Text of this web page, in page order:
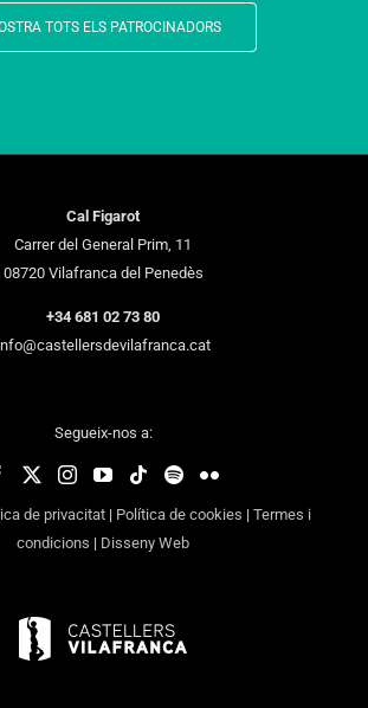
TOTS ELS PATROCINADORS
Cal Figarot
Carrer del General Prim, 11
08720 Vilafranca del Penedès
+34 681 02 73 80
Segueix-nos a:
de privacitat| Política de cookies | Termes i
condicions | Disseny Web